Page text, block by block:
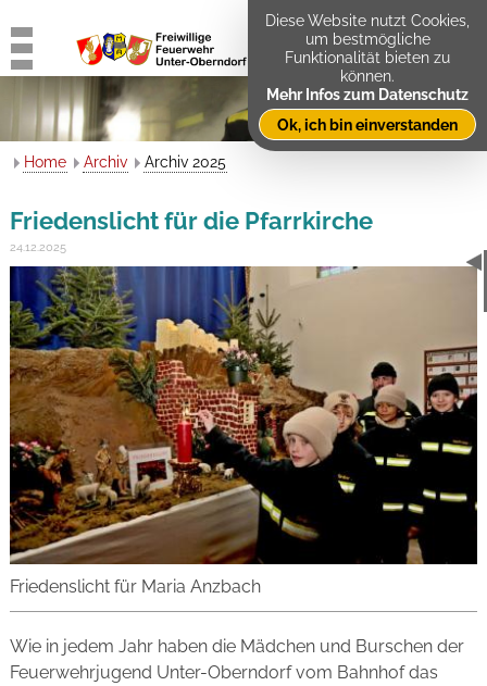
Home Archiv Archiv 2025
Friedenslicht für die Pfarrkirche
24.12.2025
Friedenslicht für Maria Anzbach
Wie in jedem Jahr haben die Mädchen und Burschen der
Feuerwehrjugend Unter-Oberndorf vom Bahnhof das
Diese Website nutzt Cookies,
um bestmögliche
Funktionalität bieten zu
können.
Mehr Infos zum Datenschutz
Ok, ich bin einverstanden